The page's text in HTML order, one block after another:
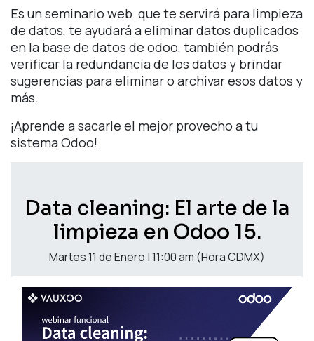
Es un seminario web que te servirá para limpieza
de datos, te ayudará a eliminar datos duplicados
en la base de datos de odoo, también podrás
verificar la redundancia de los datos y brindar
sugerencias para eliminar o archivar esos datos y
más.
¡Aprende a sacarle el mejor provecho a tu
sistema Odoo!
Data cleaning: El arte de la
limpieza en Odoo 15.
Martes 11 de Enero | 11:00 am (Hora CDMX)